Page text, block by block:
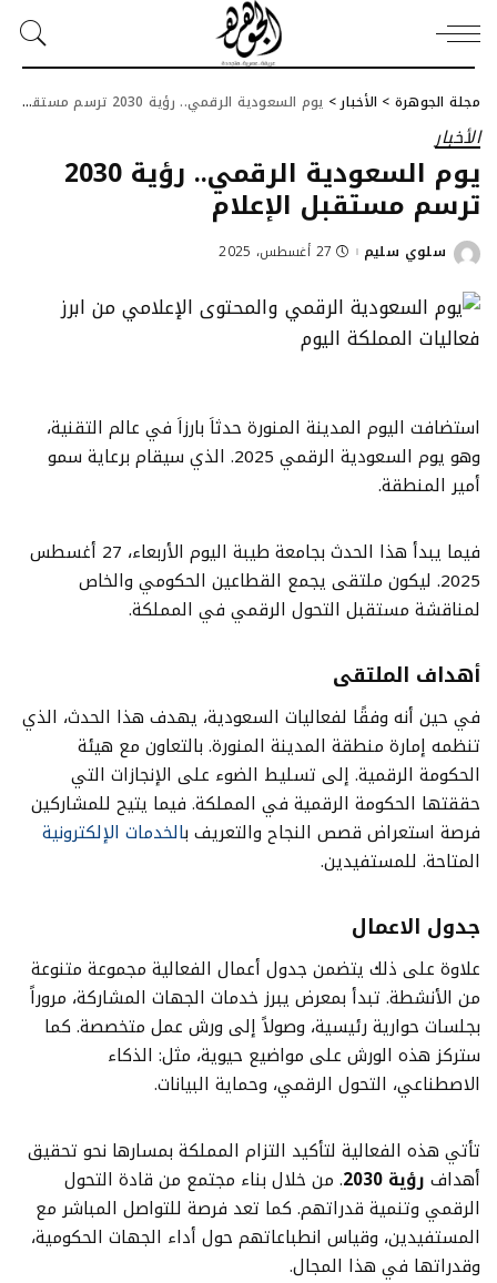
مجلة الجوهرة > الأخبار > يوم السعودية الرقمي.. رؤية 2030 ترسم مستقبل الإعلام
الأخبار
يوم السعودية الرقمي.. رؤية 2030
ترسم مستقبل الإعلام
Posted
سلوي سليم 27 أغسطس، 2025
استضافت اليوم المدينة المنورة حدثاَ بارزاَ في عالم التقنية،
وهو يوم السعودية الرقمي 2025. الذي سيقام برعاية سمو
أمير المنطقة.
فيما يبدأ هذا الحدث بجامعة طيبة اليوم الأربعاء، 27 أغسطس
2025. ليكون ملتقى يجمع القطاعين الحكومي والخاص
لمناقشة مستقبل التحول الرقمي في المملكة.
أهداف الملتقى
في حين أنه وفقًا لفعاليات السعودية، يهدف هذا الحدث، الذي
تنظمه إمارة منطقة المدينة المنورة. بالتعاون مع هيئة
الحكومة الرقمية. إلى تسليط الضوء على الإنجازات التي
حققتها الحكومة الرقمية في المملكة. فيما يتيح للمشاركين
فرصة استعراض قصص النجاح والتعريف بالخدمات الإلكترونية
المتاحة. للمستفيدين.
جدول الاعمال
علاوة على ذلك يتضمن جدول أعمال الفعالية مجموعة متنوعة
من الأنشطة. تبدأ بمعرض يبرز خدمات الجهات المشاركة، مروراً
بجلسات حوارية رئيسية، وصولاً إلى ورش عمل متخصصة. كما
ستركز هذه الورش على مواضيع حيوية، مثل: الذكاء
الاصطناعي، التحول الرقمي، وحماية البيانات.
تأتي هذه الفعالية لتأكيد التزام المملكة بمسارها نحو تحقيق
أهداف رؤية 2030
. من خلال بناء مجتمع من قادة التحول
الرقمي وتنمية قدراتهم. كما تعد فرصة للتواصل المباشر مع
المستفيدين، وقياس انطباعاتهم حول أداء الجهات الحكومية،
وقدراتها في هذا المجال.